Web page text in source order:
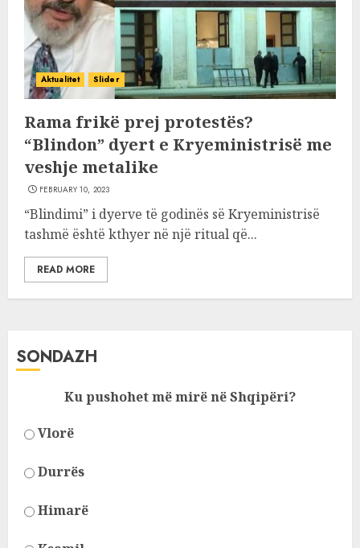
Aktualitet Slider
Rama frikë prej protestës?
“Blindon” dyert e Kryeministrisë me
veshje metalike
FEBRUARY 10, 2023
“Blindimi” i dyerve të godinës së Kryeministrisë
tashmë është kthyer në një ritual që...
READ MORE
SONDAZH
Ku pushohet më mirë në Shqipëri?
Vlorë
Durrës
Himarë